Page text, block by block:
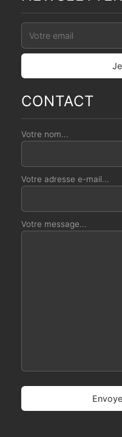
CONTACT
Votre nom...
Votre adresse e-mail...
Votre message...